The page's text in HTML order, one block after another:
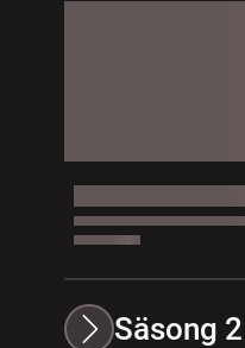
Säsong 2